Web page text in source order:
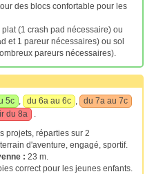
des blocs confortable pour les
plat (1 crash pad nécessaire) ou
et 1 pareur nécessaires) ou sol
pareurs nécessaires).
5c , du 6a au 6c ,
du 7a au 7c
du 8a
projets, réparties sur 2
d'aventure, engagé, sportif.
: 23 m.
correct pour les jeunes enfants.